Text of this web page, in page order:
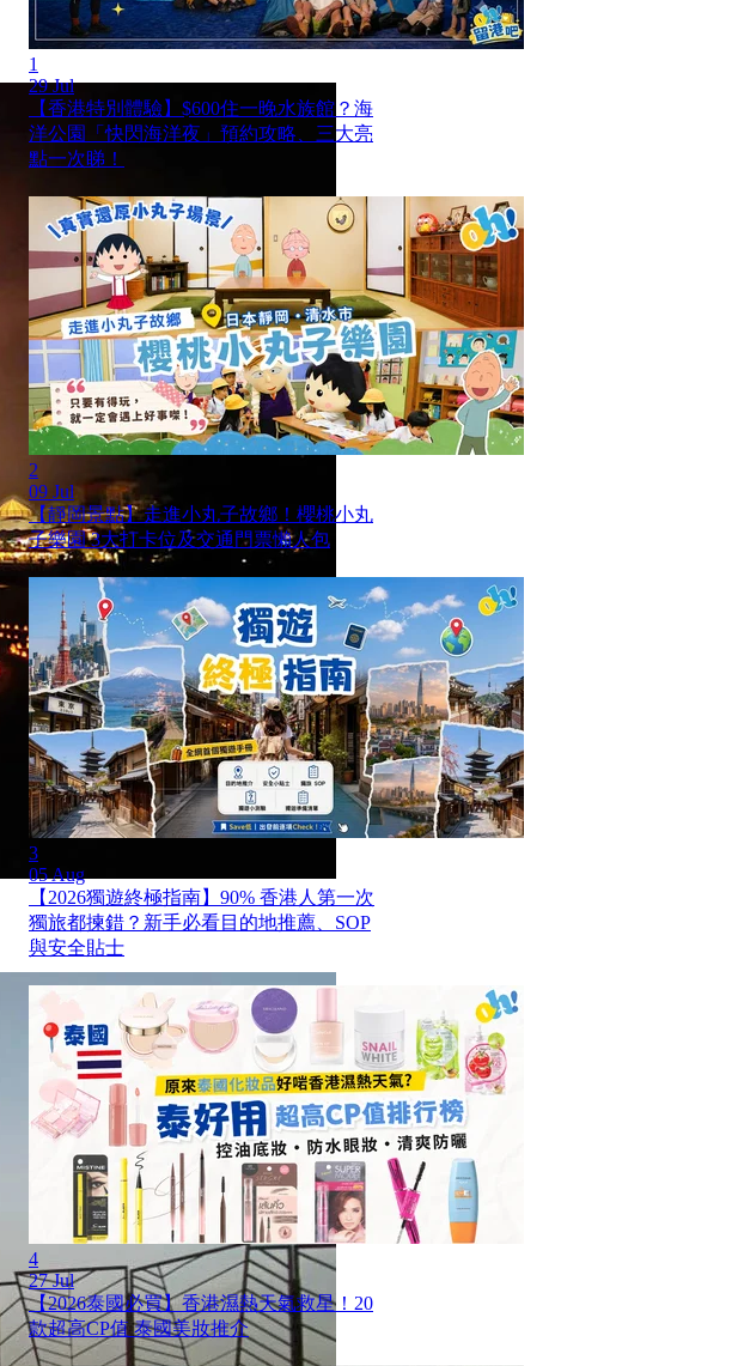
1
29 Jul
【香港特別體驗】$600住一晚水族館？海
洋公園「快閃海洋夜」預約攻略、三大亮
點一次睇！
2
09 Jul
【靜岡景點】走進小丸子故鄉！櫻桃小丸
子樂園 3大打卡位及交通門票懶人包
3
05 Aug
【2026獨遊終極指南】90% 香港人第一次
獨旅都揀錯？新手必看目的地推薦、SOP
與安全貼士
4
27 Jul
【2026泰國必買】香港濕熱天氣救星！20
款超高CP值 泰國美妝推介